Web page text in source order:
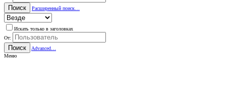
Поиск Расширенный поиск…
Искать только в заголовках
От:
Поиск
Advanced…
Меню